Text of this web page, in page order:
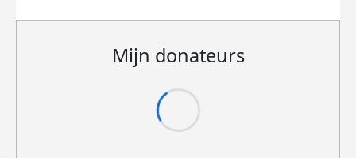
Mijn donateurs